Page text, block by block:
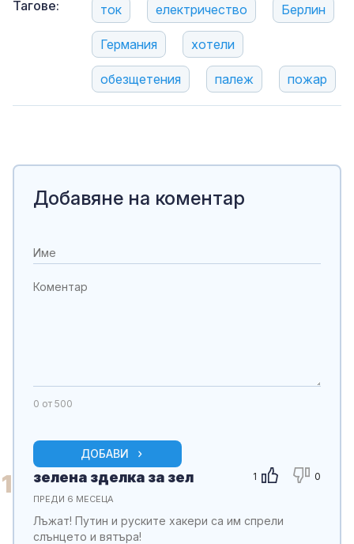
Тагове: ток електричество Берлин
Германия хотели
обезщетения пaлeж пожар
Добавяне на коментар
0 от 500
ДОБАВИ
1 1 0
зелена зделка за зел
ПРЕДИ 6 МЕСЕЦА
Лъжат! Путин и руските хакери са им спрели
слънцето и вятъра!